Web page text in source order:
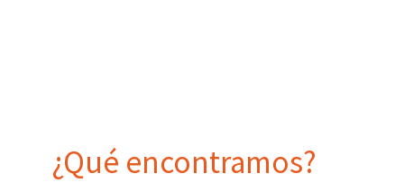
¿Qué encontramos?